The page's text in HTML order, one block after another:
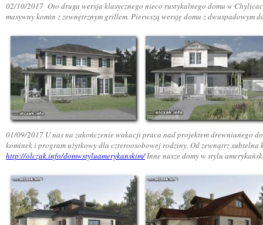
02/10/2017 Oto druga wersja klasycznego nieco rustykalnego domu w
masywny komin z zewnętrznym grillem. Pierwszą wersję domu z dwuspadowym
01/09/2017 U nas na zakończenie wakacji praca nad projektem drewnianego
kominek i program użytkowy dla czteroosobowej rodziny. Od zewnątrz
http://olczak.info/domwstyluamerykanskim/Inne nasze domy w stylu